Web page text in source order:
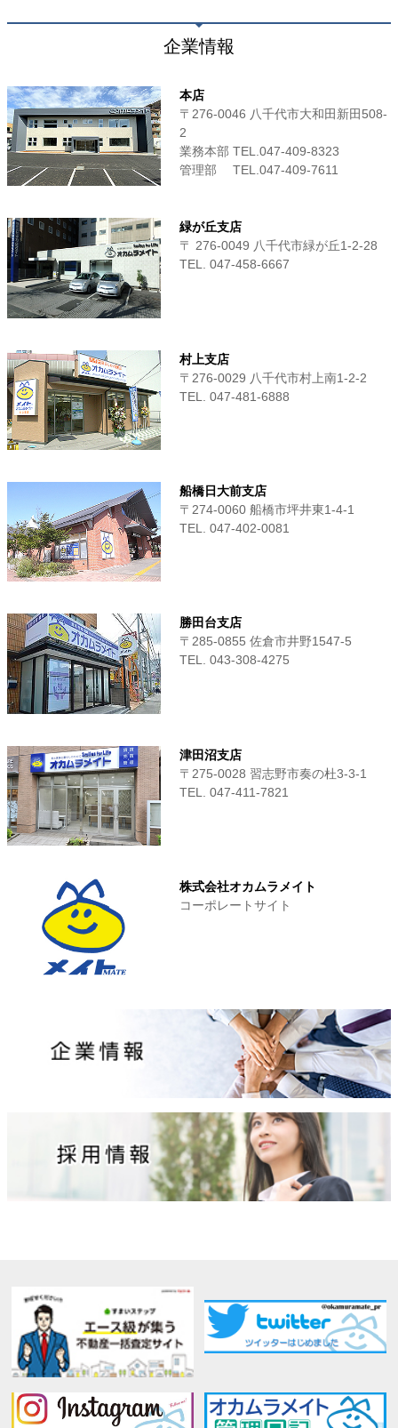
企業情報
本店
〒276-0046 八千代市大和田新田508-
2
業務本部 TEL.047-409-8323
管理部 TEL.047-409-7611
緑が丘支店
〒 276-0049 八千代市緑が丘1-2-28
TEL. 047-458-6667
村上支店
〒276-0029 八千代市村上南1-2-2
TEL. 047-481-6888
船橋日大前支店
〒274-0060 船橋市坪井東1-4-1
TEL. 047-402-0081
勝田台支店
〒285-0855 佐倉市井野1547-5
TEL. 043-308-4275
津田沼支店
〒275-0028 習志野市奏の杜3-3-1
TEL. 047-411‐7821
株式会社オカムラメイト
コーポレートサイト